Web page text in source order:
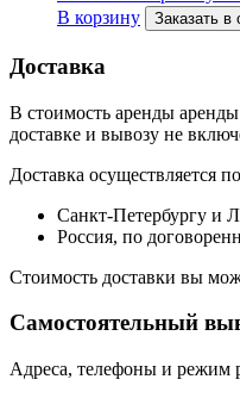
В корзину
Заказать в
Доставка
В стоимость аренды аренды
доставке и вывозу не
Доставка осуществляется
Санкт-Петербургу и
Россия, по
Стоимость доставки вы
Самостоятельный
Адреса, телефоны и режим